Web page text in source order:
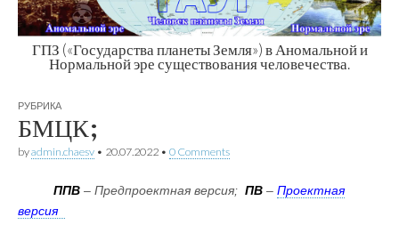
Государства
планеты Земля
ГПЗ («Государства планеты Земля») в Аномальной и
Нормальной эре существования человечества.
РУБРИКА
БМЦК;
byadmin.chaesv • 20.07.2022 • 0 Comments
ППВ – Предпроектная версия; ПВ – Проектная
версия